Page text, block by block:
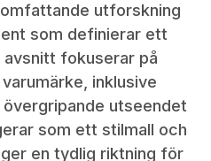
utforskning
som definierar ett
fokuserar på
inklusive
utseendet
som ett stilmall och
en tydlig riktning för